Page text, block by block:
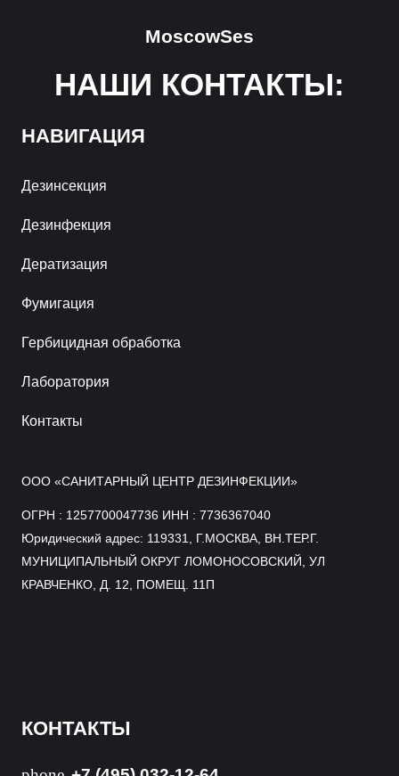
НАШИ КОНТАКТЫ:
MoscowSes
НАВИГАЦИЯ
Дезинсекция
Дезинфекция
Дератизация
Фумигация
Гербицидная обработка
Лаборатория
Контакты
ООО «САНИТАРНЫЙ ЦЕНТР ДЕЗИНФЕКЦИИ»
ОГРН : 1257700047736 ИНН : 7736367040
Юридический адрес: 119331, Г.МОСКВА, ВН.ТЕР.Г.
МУНИЦИПАЛЬНЫЙ ОКРУГ ЛОМОНОСОВСКИЙ, УЛ
КРАВЧЕНКО, Д. 12, ПОМЕЩ. 11П
КОНТАКТЫ